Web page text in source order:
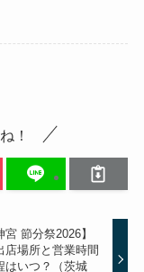
！
宮 節分祭2026】
店場所と営業時間
はいつ？（茨城